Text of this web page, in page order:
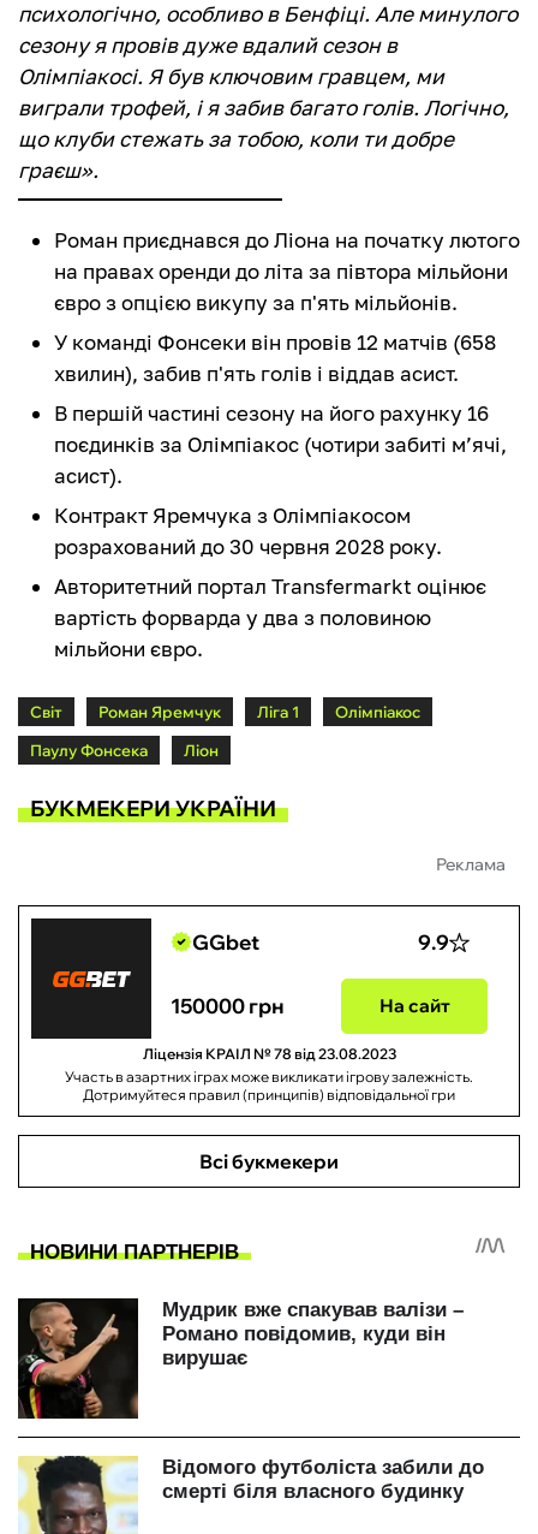
психологічно, особливо в Бенфіці. Але минулого
сезону я провів дуже вдалий сезон в
Олімпіакосі. Я був ключовим гравцем, ми
виграли трофей, і я забив багато голів. Логічно,
що клуби стежать за тобою, коли ти добре
граєш».
Роман приєднався до Ліона на початку лютого
на правах оренди до літа за півтора мільйони
євро з опцією викупу за п'ять мільйонів.
У команді Фонсеки він провів 12 матчів (658
хвилин), забив п'ять голів і віддав асист.
В першій частині сезону на його рахунку 16
поєдинків за Олімпіакос (чотири забиті м’ячі,
асист).
Контракт Яремчука з Олімпіакосом
розрахований до 30 червня 2028 року.
Авторитетний портал Transfermarkt оцінює
вартість форварда у два з половиною
мільйони євро.
Світ Роман Яремчук Ліга 1
Олімпіакос
Паулу Фонсека
Ліон
БУКМЕКЕРИ УКРАЇНИ
Реклама
GGbet 9.9
150000 грн На сайт
Ліцензія КРАІЛ № 78 від 23.08.2023
Участь в азартних іграх може викликати ігрову залежність.
Дотримуйтеся правил (принципів) відповідальної гри
Всі букмекери